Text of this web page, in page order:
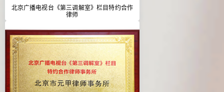
北京广播电视台《第三调解室》栏目特约合作
律师